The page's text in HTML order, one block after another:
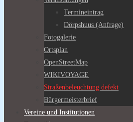
Termineintrag
Dörpshuus (Anfrage)
Fotogalerie
Ortsplan
OpenStreetMap
WIKIVOYAGE
Straßenbeleuchtung defekt
Bürgermeisterbrief
Vereine und Institutionen